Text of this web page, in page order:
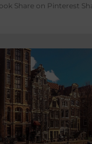
Share on Pinterest